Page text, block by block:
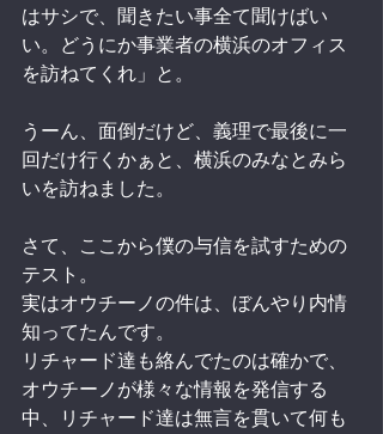
はサシで、聞きたい事全て聞けばい
い。どうにか事業者の横浜のオフィス
を訪ねてくれ」と。
うーん、面倒だけど、義理で最後に一
回だけ行くかぁと、横浜のみなとみら
いを訪ねました。
さて、ここから僕の与信を試すための
テスト。
実はオウチーノの件は、ぼんやり内情
知ってたんです。
リチャード達も絡んでたのは確かで、
オウチーノが様々な情報を発信する
中、リチャード達は無言を貫いて何も